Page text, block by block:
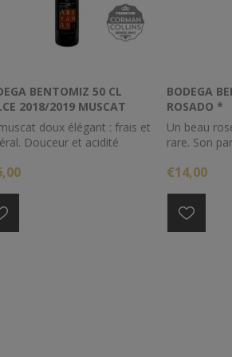
BENTOMIZ 50 CL
2018/2019 MUSCAT
doux élégant : frais et
Douceur et acidité
ou pour accompagner
ou d'orange,
de pêche, de fruit de la
ou d'ananas.
BODEGA
ROSADO *
Un beau
rare. Son
comme la
bouche, il
finale
€14,00